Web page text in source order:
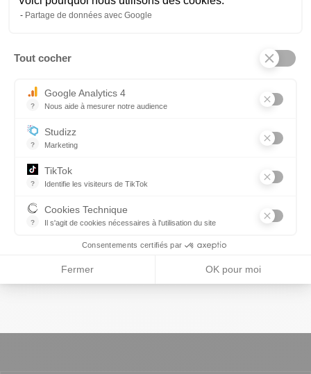
Partage de données avec Google
Tout cocher
?
Google Analytics 4
Nous aide à mesurer notre audience
?
Studizz
Marketing
?
TikTok
Identifie les visiteurs de TikTok
?
Cookies Technique
Il s'agit de cookies nécessaires à l'utilisation du site
Consentements certifiés par
Fermer OK pour moi
Précédent
Suivant